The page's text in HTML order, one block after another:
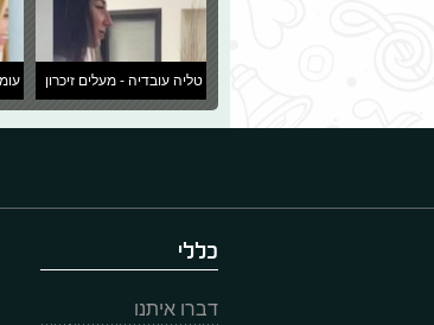
טליה עובדיה - מעלים זיכרון
כללי
דברו איתנו